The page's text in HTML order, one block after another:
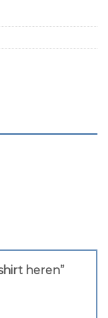
heren”